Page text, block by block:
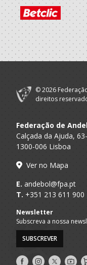
© 2026
direitos
Federação de
Calçada da Ajuda,
1300-006 Lisboa
Ver no Mapa
E. andebol@fpa.pt
T. +351 213 611 900
Newsletter
Subscreva a nossa
SUBSCREVER
Siga- Siga- Siga-